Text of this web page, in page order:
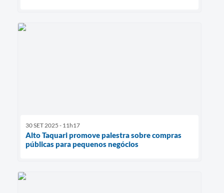
30 SET 2025 - 11h17
Alto Taquari promove palestra sobre compras
públicas para pequenos negócios